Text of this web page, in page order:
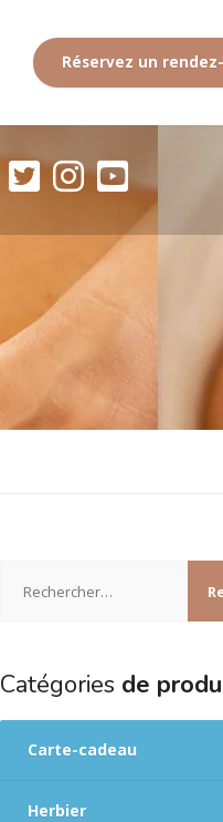
Réservez un
Catégories de
Carte-cadeau
Herbier